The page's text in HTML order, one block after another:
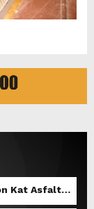
Kat Asfalt